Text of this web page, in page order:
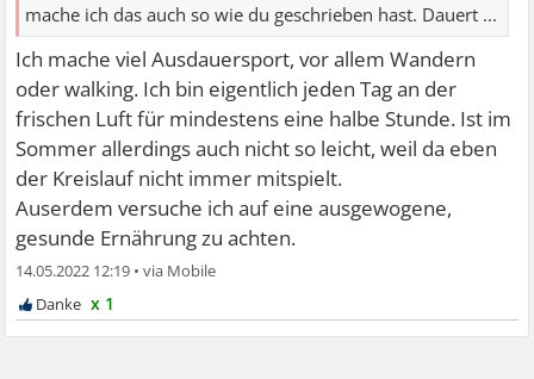
mache ich das auch so wie du geschrieben hast. Dauert ...
Ich mache viel Ausdauersport, vor allem Wandern
oder walking. Ich bin eigentlich jeden Tag an der
frischen Luft für mindestens eine halbe Stunde. Ist im
Sommer allerdings auch nicht so leicht, weil da eben
der Kreislauf nicht immer mitspielt.
Auserdem versuche ich auf eine ausgewogene,
gesunde Ernährung zu achten.
14.05.2022 12:19 •
x 1